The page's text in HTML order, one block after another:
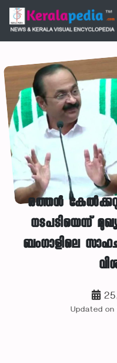
രത്തൻ
നടപടിയെന്ന്
ബംഗാളിലെ
Updated on